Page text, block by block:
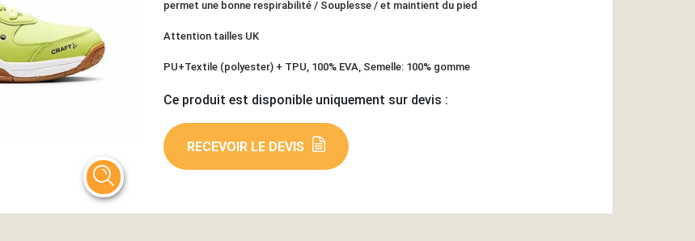
permet une bonne respirabilité / Souplesse / et maintient du pied
Attention tailles UK
PU+Textile (polyester) + TPU, 100% EVA, Semelle: 100% gomme
Ce produit est disponible uniquement sur devis :
RECEVOIR LE DEVIS